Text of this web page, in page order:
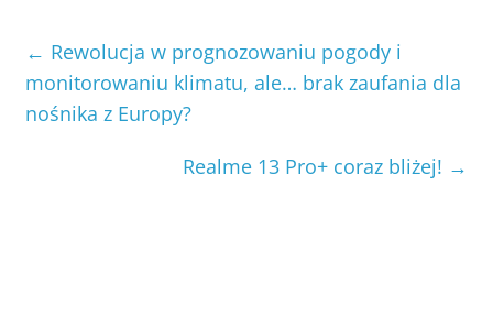
← Rewolucja w prognozowaniu pogody i
monitorowaniu klimatu, ale… brak zaufania dla
nośnika z Europy?
Realme 13 Pro+ coraz bliżej! →